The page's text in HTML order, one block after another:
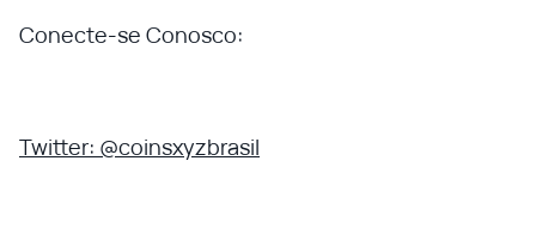
Conecte-se Conosco:
Twitter: @coinsxyzbrasil